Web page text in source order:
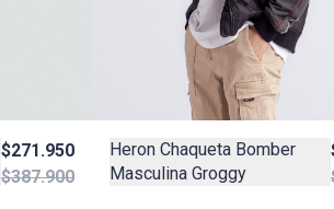
$271.950
$387.900
Heron Chaqueta Bomber
Masculina Groggy